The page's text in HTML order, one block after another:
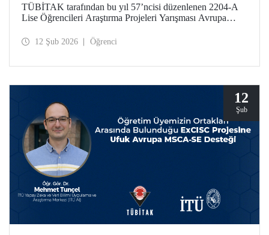
TÜBİTAK tarafından bu yıl 57’ncisi düzenlenen 2204-A
Lise Öğrencileri Araştırma Projeleri Yarışması Avrupa
gerçekleştirildi.
12 Şub 2026 Öğrenci
12
Şub